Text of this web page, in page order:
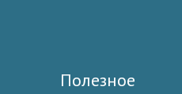
Полезное